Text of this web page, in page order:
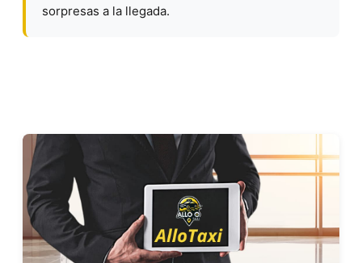
sorpresas a la llegada.